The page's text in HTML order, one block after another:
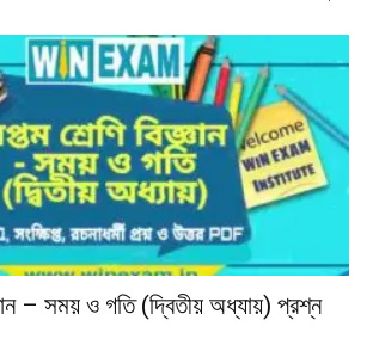
– সময় ও গতি (দ্বিতীয় অধ্যায়) প্রশ্ন